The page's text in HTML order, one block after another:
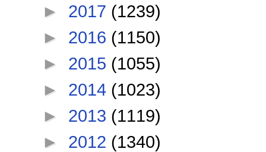
► 2017 (1239)
► 2016 (1150)
► 2015 (1055)
► 2014 (1023)
► 2013 (1119)
► 2012 (1340)